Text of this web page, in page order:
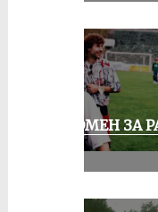
СПОМЕН ЗА